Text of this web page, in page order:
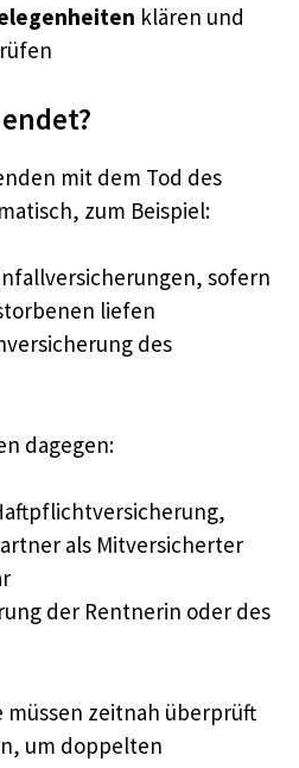
klären und
mit dem Tod des
zum Beispiel:
sofern
liefen
des
dagegen:
als Mitversicherter
der Rentnerin oder des
müssen zeitnah überprüft
um doppelten